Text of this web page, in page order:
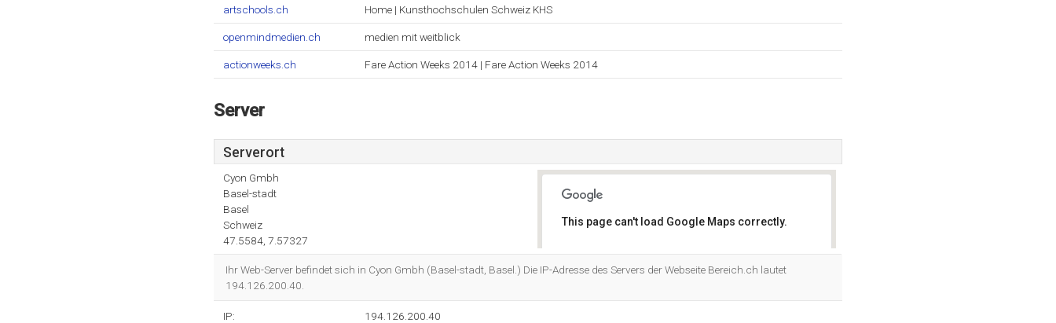
artschools.ch Home | Kunsthochschulen Schweiz KHS
openmindmedien.ch medien mit weitblick
actionweeks.ch Fare Action Weeks 2014 | Fare Action Weeks 2014
Server
Serverort
Cyon Gmbh
Basel-stadt
Basel
Schweiz
47.5584, 7.57327
This page can't load Google Maps correctly.
Ihr Web-Server befindet sich in Cyon Gmbh (Basel-stadt, Basel.) Die IP-Adresse des Servers der Webseite Bereich.ch lautet
194.126.200.40.
IP: 194.126.200.40